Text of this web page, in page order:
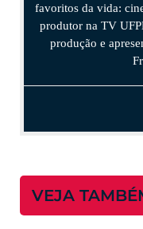
favoritos da vida:
produtor na TV
produção e
VEJA